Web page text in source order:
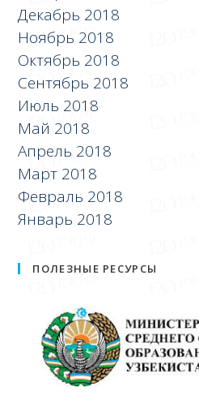
Декабрь 2018
Ноябрь 2018
Октябрь 2018
Сентябрь 2018
Июль 2018
Май 2018
Апрель 2018
Март 2018
Февраль 2018
Январь 2018
ПОЛЕЗНЫЕ РЕСУРСЫ